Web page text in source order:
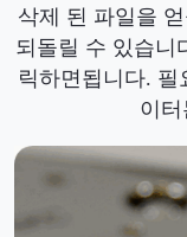
삭제 된 파일을
되돌릴 수 있습니
릭하면됩니다. 필
이